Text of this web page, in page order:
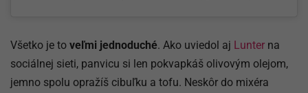
Všetko je to veľmi jednoduché. Ako uviedol aj Lunter na
sociálnej sieti, panvicu si len pokvapkáš olivovým olejom,
jemno spolu opražíš cibuľku a tofu. Neskôr do mixéra